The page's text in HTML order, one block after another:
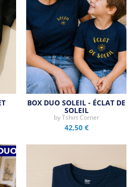
BOX DUO SOLEIL - ÉCLAT DE
SOLEIL
byTshirt Corner
42,50 €